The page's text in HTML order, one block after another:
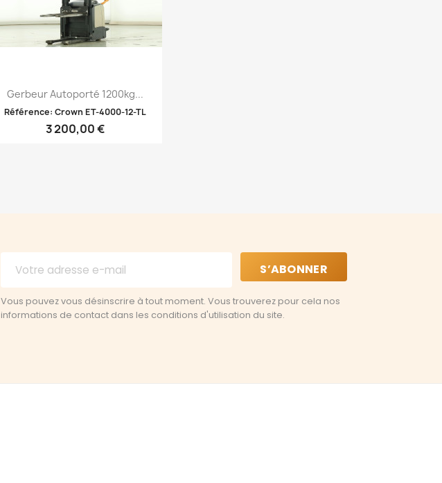
Aperçu rapide
Gerbeur Autoporté 1200kg...
Référence: Crown ET-4000-12-TL
3 200,00 €
Vous pouvez vous désinscrire à tout moment. Vous trouverez pour cela nos
informations de contact dans les conditions d'utilisation du site.